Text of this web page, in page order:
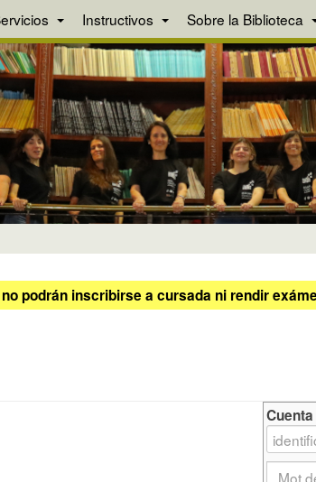
Instructivos Sobre la Biblioteca
podrán inscribirse a cursada ni rendir